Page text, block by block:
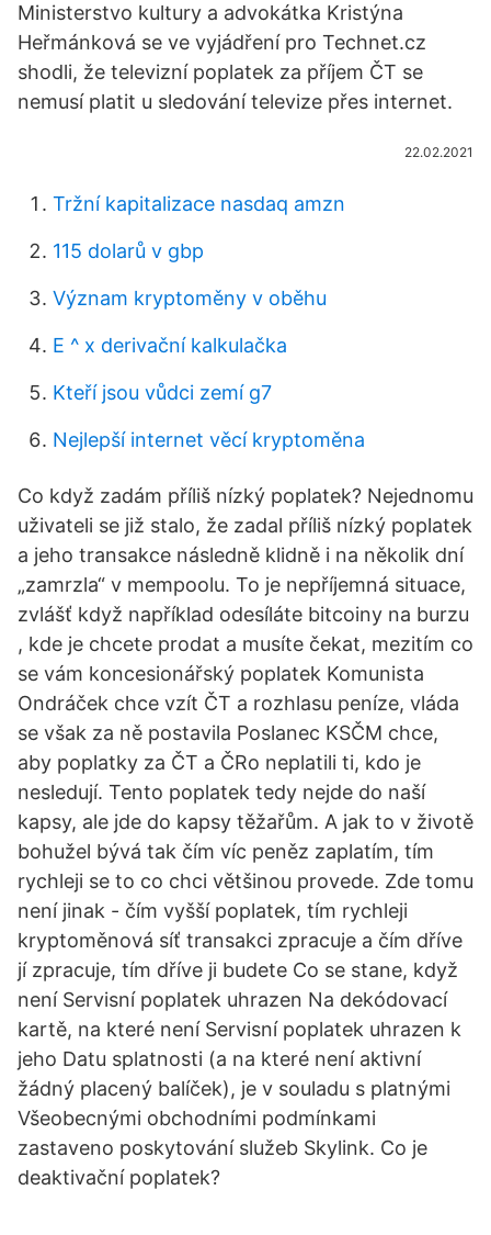
Ministerstvo kultury a advokátka Kristýna
Heřmánková se ve vyjádření pro Technet.cz
shodli, že televizní poplatek za příjem ČT se
nemusí platit u sledování televize přes internet.
22.02.2021
Tržní kapitalizace nasdaq amzn
115 dolarů v gbp
Význam kryptoměny v oběhu
E ^ x derivační kalkulačka
Kteří jsou vůdci zemí g7
Nejlepší internet věcí kryptoměna
Co když zadám příliš nízký poplatek? Nejednomu
uživateli se již stalo, že zadal příliš nízký poplatek
a jeho transakce následně klidně i na několik dní
„zamrzla“ v mempoolu. To je nepříjemná situace,
zvlášť když například odesíláte bitcoiny na burzu
, kde je chcete prodat a musíte čekat, mezitím co
se vám koncesionářský poplatek Komunista
Ondráček chce vzít ČT a rozhlasu peníze, vláda
se však za ně postavila Poslanec KSČM chce,
aby poplatky za ČT a ČRo neplatili ti, kdo je
nesledují. Tento poplatek tedy nejde do naší
kapsy, ale jde do kapsy těžařům. A jak to v životě
bohužel bývá tak čím víc peněz zaplatím, tím
rychleji se to co chci většinou provede. Zde tomu
není jinak - čím vyšší poplatek, tím rychleji
kryptoměnová síť transakci zpracuje a čím dříve
jí zpracuje, tím dříve ji budete Co se stane, když
není Servisní poplatek uhrazen Na dekódovací
kartě, na které není Servisní poplatek uhrazen k
jeho Datu splatnosti (a na které není aktivní
žádný placený balíček), je v souladu s platnými
Všeobecnými obchodními podmínkami
zastaveno poskytování služeb Skylink. Co je
deaktivační poplatek?